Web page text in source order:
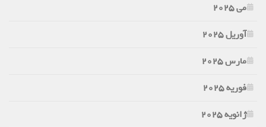
می 2025
آوریل 2025
مارس 2025
فوریه 2025
ژانویه 2025